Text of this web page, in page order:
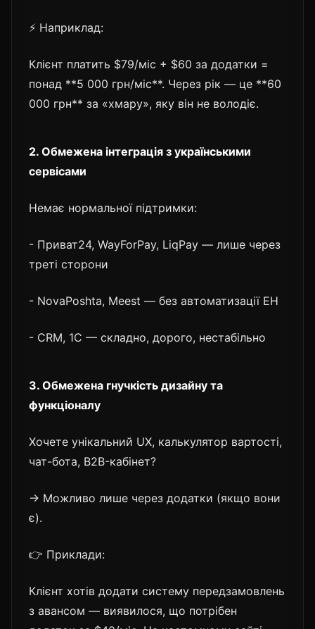
⚡ Наприклад:
Клієнт платить $79/міс + $60 за додатки =
понад **5 000 грн/міс**. Через рік — це **60
000 грн** за «хмару», яку він не володіє.
2. Обмежена інтеграція з українськими
сервісами
Немає нормальної підтримки:
- Приват24, WayForPay, LiqPay — лише через
треті сторони
- NovaPoshta, Meest — без автоматизації ЕН
- CRM, 1С — складно, дорого, нестабільно
3. Обмежена гнучкість дизайну та
функціоналу
Хочете унікальний UX, калькулятор вартості,
чат-бота, B2B-кабінет?
→ Можливо лише через додатки (якщо вони
є).
👉 Приклади:
Клієнт хотів додати систему передзамовлень
з авансом — виявилося, що потрібен